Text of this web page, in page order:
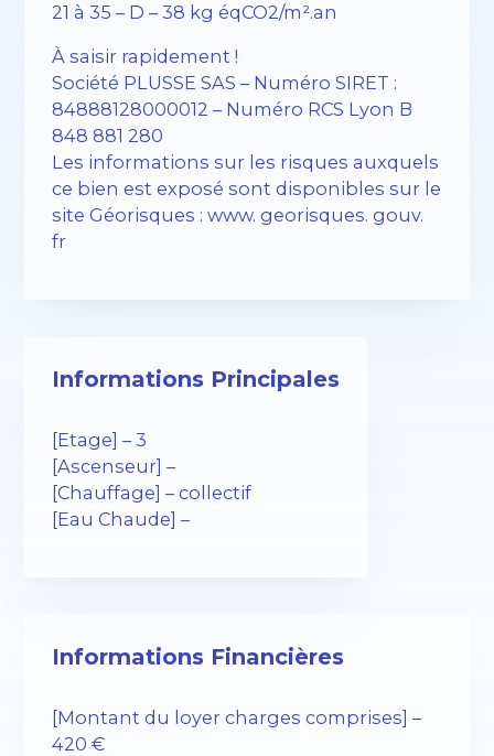
21 à 35 – D – 38 kg éqCO2/m².an
À saisir rapidement !
Société PLUSSE SAS – ​​Numéro SIRET :
84888128000012 – Numéro RCS Lyon B
848 881 280
Les informations sur les risques auxquels
ce bien est exposé sont disponibles sur le
site Géorisques : www. georisques. gouv.
fr
Informations Principales
[Etage] – 3
[Ascenseur] –
[Chauffage] – collectif
[Eau Chaude] –
Informations Financières
[Montant du loyer charges comprises] –
420 €